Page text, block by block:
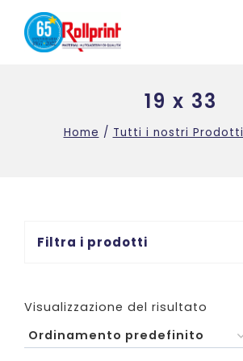
Salta
contenuto
19 x 33
Home / Tutti i nostri Prodotti
Visualizzazione del risultato
Filtra i prodotti